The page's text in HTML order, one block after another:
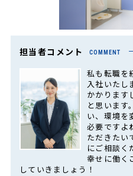
担当者コメント COMMENT
私も転職を
入社いたし
かかります
と思います
い、環境を
必要ですよ
ただきたい
にご相談
幸せに働く
していきましょう！